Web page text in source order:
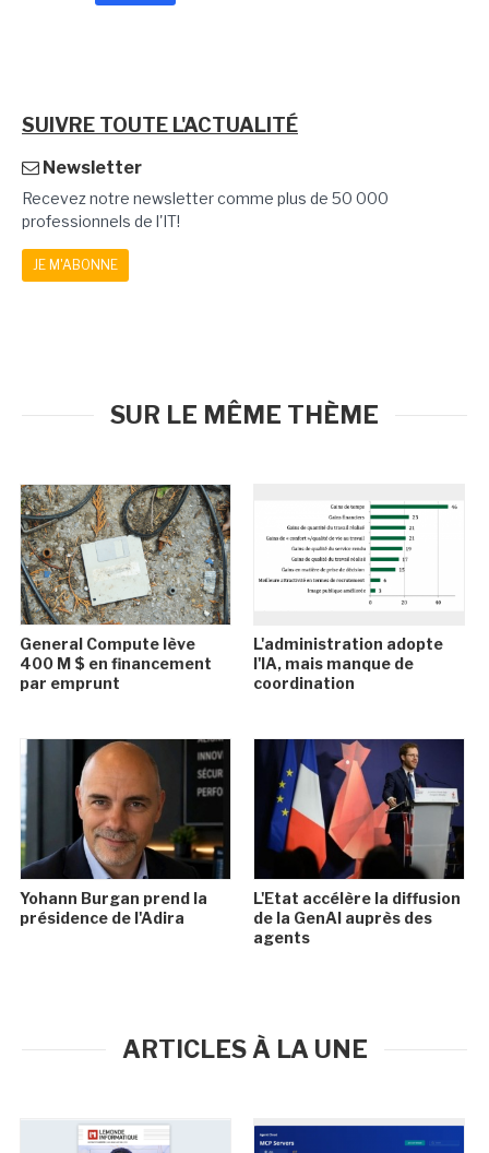
SUIVRE TOUTE L'ACTUALITÉ
Newsletter
Recevez notre newsletter comme plus de 50 000
professionnels de l'IT!
JE M'ABONNE
SUR LE MÊME THÈME
General Compute lève
400 M $ en financement
par emprunt
L'administration adopte
l'IA, mais manque de
coordination
Yohann Burgan prend la
présidence de l'Adira
L'Etat accélère la diffusion
de la GenAI auprès des
agents
ARTICLES À LA UNE